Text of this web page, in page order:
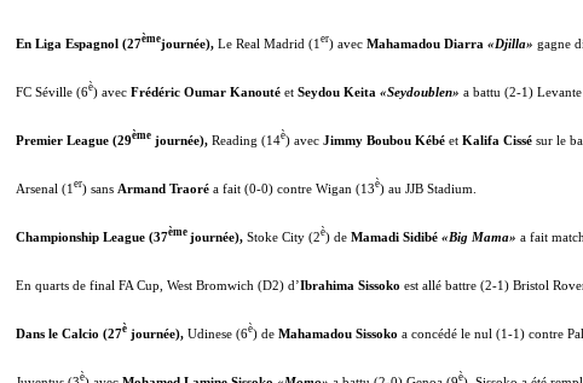
En Liga Espagnol (27èmejournée), Le Real Madrid (1 er) avec Mahamadou Diarra «Djilla» gagne
FC Séville (6è) avec Frédéric Oumar Kanouté et Seydou Keita «Seydoublen» a battu (2-1)
Premier League (29ème journée), Reading (14è) avec Jimmy Boubou Kébé et Kalifa Cissé sur le
Arsenal (1 er) sans Armand Traoré a fait (0-0) contre Wigan (13è) au JJB Stadium.
Championship League (37ème journée), Stoke City (2è) de Mamadi Sidibé «Big Mama» a fait
En quarts de final FA Cup, West Bromwich (D2) d’Ibrahima Sissoko est allé battre (2-1) Bristol
Dans le Calcio (27è journée), Udinese (6è) de Mahamadou Sissoko a concédé le nul (1-1) contre
è è